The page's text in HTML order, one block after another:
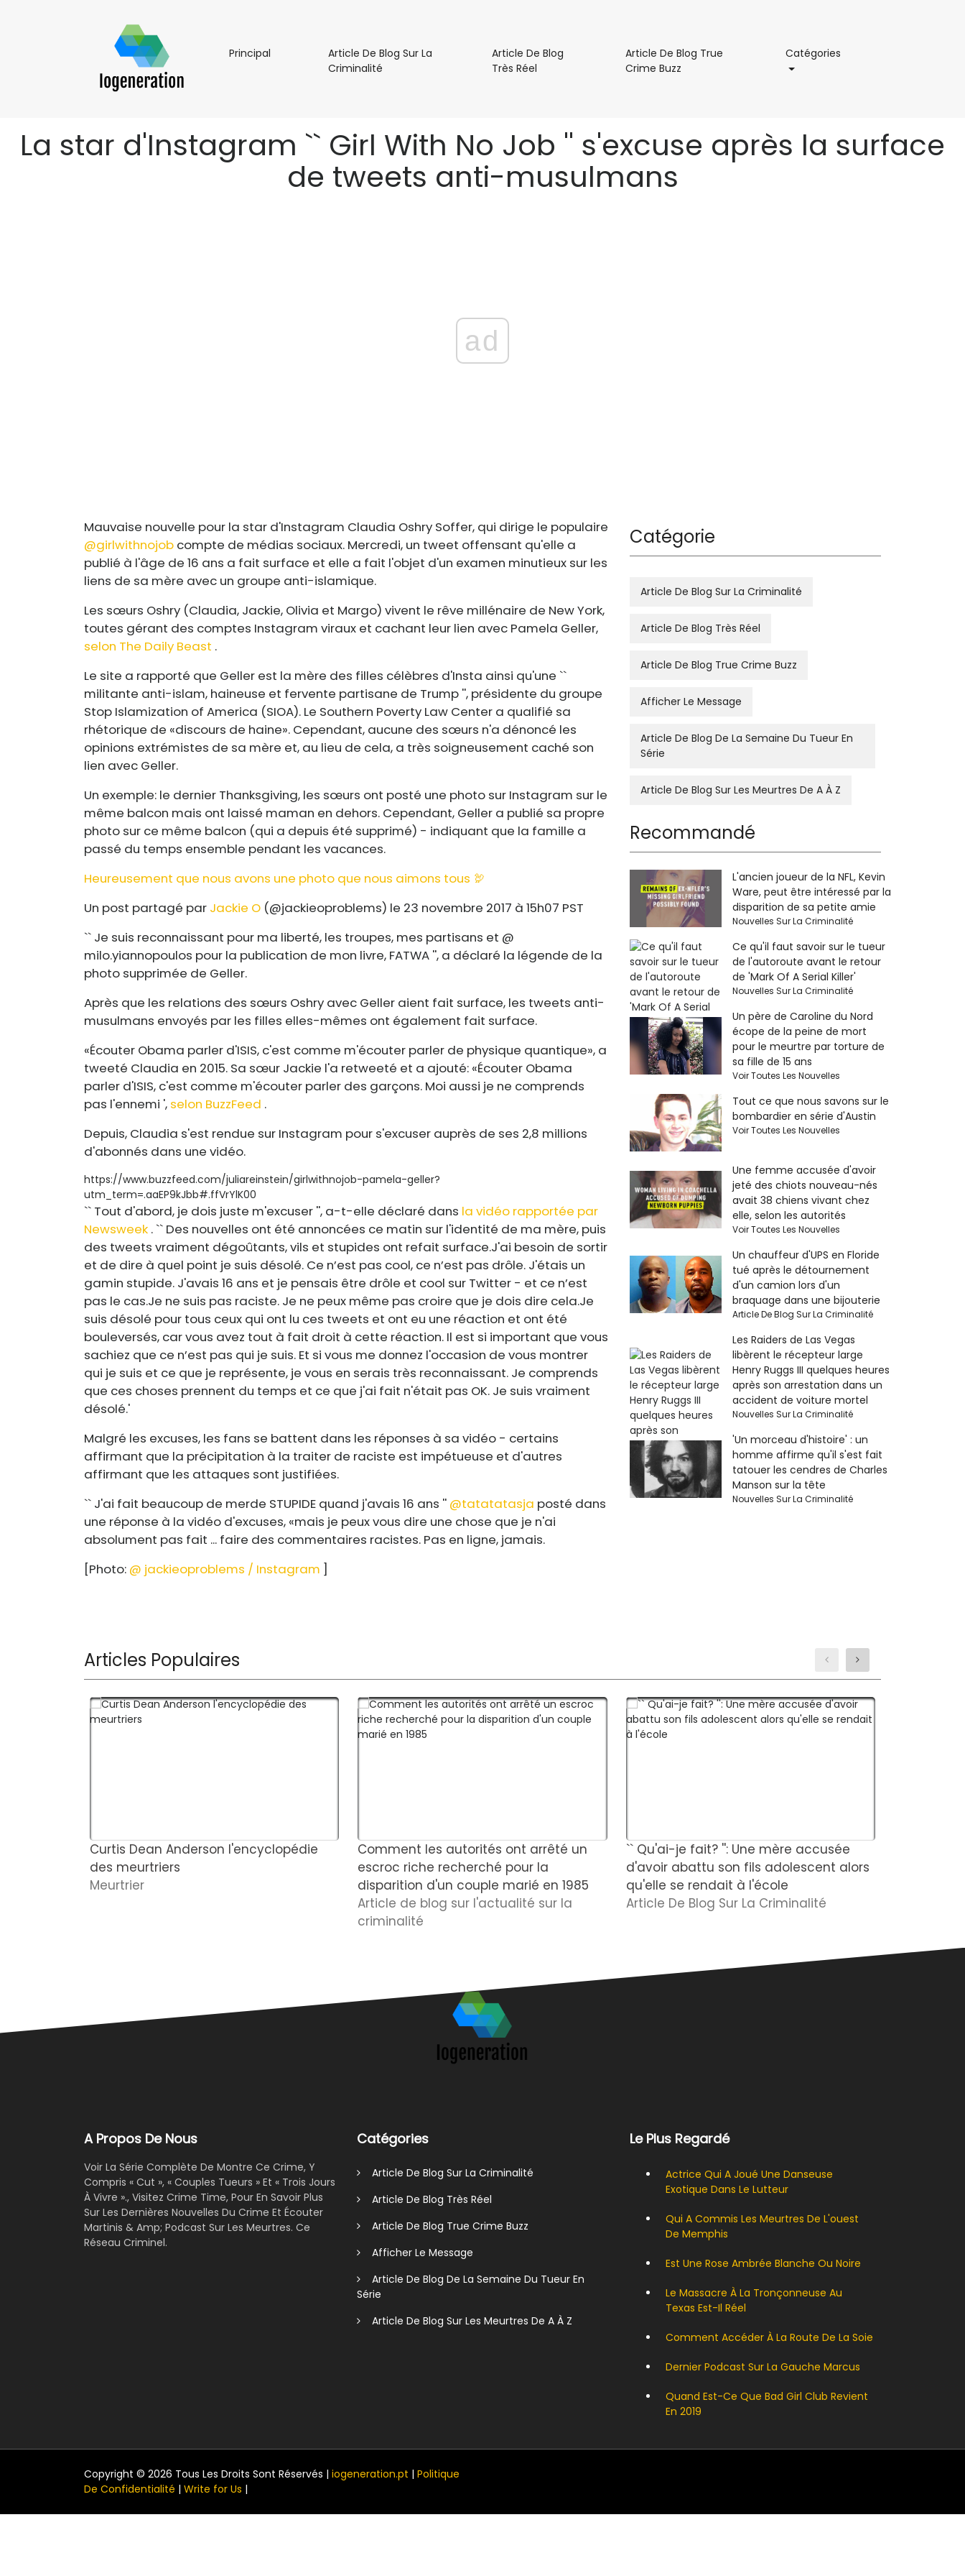
PrincipalPrincipal
Article De Blog Sur La
CriminalitéArticle
Criminalité
Article De Blog
Très Réel
Article De Blog True
Crime BuzzArticle
Buzz
Catégories
La star d'Instagram `` Girl With No Job '' s'excuse après la surface
de tweets anti-musulmans
ad
Mauvaise nouvelle pour la star d'Instagram Claudia Oshry Soffer, qui dirige le populaire
@girlwithnojob compte de médias sociaux. Mercredi, un tweet offensant qu'elle a
publié à l'âge de 16 ans a fait surface et elle a fait l'objet d'un examen minutieux sur les
liens de sa mère avec un groupe anti-islamique.
Les sœurs Oshry (Claudia, Jackie, Olivia et Margo) vivent le rêve millénaire de New York,
toutes gérant des comptes Instagram viraux et cachant leur lien avec Pamela Geller,
selon The Daily Beast .
Le site a rapporté que Geller est la mère des filles célèbres d'Insta ainsi qu'une ``
militante anti-islam, haineuse et fervente partisane de Trump '', présidente du groupe
Stop Islamization of America (SIOA). Le Southern Poverty Law Center a qualifié sa
rhétorique de «discours de haine». Cependant, aucune des sœurs n'a dénoncé les
opinions extrémistes de sa mère et, au lieu de cela, a très soigneusement caché son
lien avec Geller.
Un exemple: le dernier Thanksgiving, les sœurs ont posté une photo sur Instagram sur le
même balcon mais ont laissé maman en dehors. Cependant, Geller a publié sa propre
photo sur ce même balcon (qui a depuis été supprimé) - indiquant que la famille a
passé du temps ensemble pendant les vacances.
Heureusement que nous avons une photo que nous aimons tous 🦃
Un post partagé par Jackie O (@jackieoproblems) le 23 novembre 2017 à 15h07 PST
`` Je suis reconnaissant pour ma liberté, les troupes, mes partisans et @
milo.yiannopoulos pour la publication de mon livre, FATWA '', a déclaré la légende de la
photo supprimée de Geller.
Après que les relations des sœurs Oshry avec Geller aient fait surface, les tweets anti-
musulmans envoyés par les filles elles-mêmes ont également fait surface.
«Écouter Obama parler d'ISIS, c'est comme m'écouter parler de physique quantique», a
tweeté Claudia en 2015. Sa sœur Jackie l'a retweeté et a ajouté: «Écouter Obama
parler d'ISIS, c'est comme m'écouter parler des garçons. Moi aussi je ne comprends
pas l'ennemi ', selon BuzzFeed .
Depuis, Claudia s'est rendue sur Instagram pour s'excuser auprès de ses 2,8 millions
d'abonnés dans une vidéo.
https://www.buzzfeed.com/juliareinstein/girlwithnojob-pamela-geller?
utm_term=.aaEP9kJbb#.ffVrYlK00
`` Tout d'abord, je dois juste m'excuser '', a-t-elle déclaré dans la vidéo rapportée par
Newsweek . `` Des nouvelles ont été annoncées ce matin sur l'identité de ma mère, puis
des tweets vraiment dégoûtants, vils et stupides ont refait surface.J'ai besoin de sortir
et de dire à quel point je suis désolé. Ce n’est pas cool, ce n’est pas drôle. J'étais un
gamin stupide. J'avais 16 ans et je pensais être drôle et cool sur Twitter - et ce n’est
pas le cas.Je ne suis pas raciste. Je ne peux même pas croire que je dois dire cela.Je
suis désolé pour tous ceux qui ont lu ces tweets et ont eu une réaction et ont été
bouleversés, car vous avez tout à fait droit à cette réaction. Il est si important que vous
sachiez que ce n’est pas qui je suis. Et si vous me donnez l'occasion de vous montrer
qui je suis et ce que je représente, je vous en serais très reconnaissant. Je comprends
que ces choses prennent du temps et ce que j'ai fait n'était pas OK. Je suis vraiment
désolé.'
Malgré les excuses, les fans se battent dans les réponses à sa vidéo - certains
affirmant que la précipitation à la traiter de raciste est impétueuse et d'autres
affirmant que les attaques sont justifiées.
`` J'ai fait beaucoup de merde STUPIDE quand j'avais 16 ans '' @tatatatasja posté dans
une réponse à la vidéo d'excuses, «mais je peux vous dire une chose que je n'ai
absolument pas fait ... faire des commentaires racistes. Pas en ligne, jamais.
[Photo: @ jackieoproblems / Instagram ]
Catégorie
Article De Blog Sur La Criminalité
Article De Blog Très Réel
Article De Blog True Crime Buzz
Afficher Le Message
Article De Blog De La Semaine Du Tueur En
Série
Article De Blog Sur Les Meurtres De A À Z
Recommandé
L'ancien joueur de la NFL, Kevin
Ware, peut être intéressé par la
disparition de sa petite amie
Nouvelles Sur La Criminalité
Ce qu'il faut savoir sur le tueur
de l'autoroute avant le retour
de 'Mark Of A Serial Killer'
Nouvelles Sur La Criminalité
Un père de Caroline du Nord
écope de la peine de mort
pour le meurtre par torture de
sa fille de 15 ans
Voir Toutes Les Nouvelles
Tout ce que nous savons sur le
bombardier en série d'Austin
Voir Toutes Les Nouvelles
Une femme accusée d'avoir
jeté des chiots nouveau-nés
avait 38 chiens vivant chez
elle, selon les autorités
Voir Toutes Les Nouvelles
Un chauffeur d'UPS en Floride
tué après le détournement
d'un camion lors d'un
braquage dans une bijouterie
Article De Blog Sur La Criminalité
Les Raiders de Las Vegas
libèrent le récepteur large
Henry Ruggs III quelques heures
après son arrestation dans un
accident de voiture mortel
Nouvelles Sur La Criminalité
'Un morceau d'histoire' : un
homme affirme qu'il s'est fait
tatouer les cendres de Charles
Manson sur la tête
Nouvelles Sur La Criminalité
Articles Populaires
Curtis Dean Anderson l'encyclopédie
des meurtriers
Meurtrier
Comment les autorités ont arrêté un
escroc riche recherché pour la
disparition d'un couple marié en 1985
Article de blog sur l'actualité sur la
criminalité
`` Qu'ai-je fait? '': Une mère accusée
d'avoir abattu son fils adolescent alors
qu'elle se rendait à l'école
Article De Blog Sur La Criminalité
A Propos De Nous
Voir La Série Complète De Montre Ce Crime, Y
Compris « Cut », « Couples Tueurs » Et « Trois Jours
À Vivre »., Visitez Crime Time, Pour En Savoir Plus
Sur Les Dernières Nouvelles Du Crime Et Écouter
Martinis & Amp; Podcast Sur Les Meurtres. Ce
Réseau Criminel.
Catégories
Article De Blog Sur La Criminalité
Article De Blog Très Réel
Article De Blog True Crime Buzz
Afficher Le Message
Article De Blog De La Semaine Du Tueur En
Série
Article De Blog Sur Les Meurtres De A À Z
Le Plus Regardé
Actrice Qui A Joué Une Danseuse
Exotique Dans Le Lutteur
Qui A Commis Les Meurtres De L'ouest
De Memphis
Est Une Rose Ambrée Blanche Ou Noire
Le Massacre À La Tronçonneuse Au
Texas Est-Il Réel
Comment Accéder À La Route De La Soie
Dernier Podcast Sur La Gauche Marcus
Quand Est-Ce Que Bad Girl Club Revient
En 2019
Copyright © 2026 Tous Les Droits Sont Réservés | iogeneration.pt | Politique
De Confidentialité | Write for Us |